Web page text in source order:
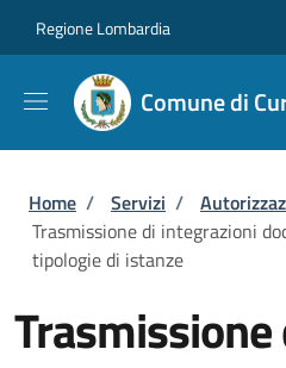
Regione Lombardia
Comune di
Briciole di pane
Home / Servizi /
Trasmissione di integrazioni
tipologie di istanze
Trasmissione